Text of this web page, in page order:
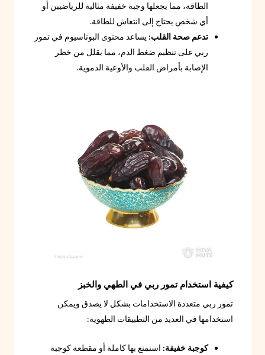
الطاقة، مما يجعلها وجبة خفيفة مثالية للرياضيين أو
أي شخص يحتاج إلى انتعاش للطاقة.
تدعم صحة القلب: يساعد محتوى البوتاسيوم في تمور
ربي على تنظيم ضغط الدم، مما يقلل من خطر
الإصابة بأمراض القلب والأوعية الدموية.
كيفية استخدام تمور ربي في الطهي والخبز
تمور ربي متعددة الاستخدامات بشكل لا يصدق ويمكن
استخدامها في العديد من التطبيقات الطهوية:
كوجبة خفيفة: استمتع بها كاملة أو مقطعة كوجبة